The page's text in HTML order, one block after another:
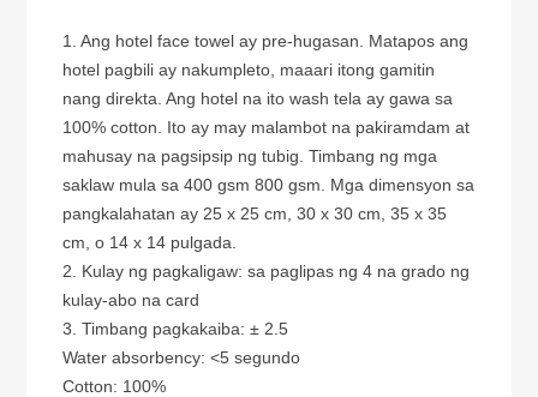
1. Ang hotel face towel ay pre-hugasan. Matapos ang
hotel pagbili ay nakumpleto, maaari itong gamitin
nang direkta. Ang hotel na ito wash tela ay gawa sa
100% cotton. Ito ay may malambot na pakiramdam at
mahusay na pagsipsip ng tubig. Timbang ng mga
saklaw mula sa 400 gsm 800 gsm. Mga dimensyon sa
pangkalahatan ay 25 x 25 cm, 30 x 30 cm, 35 x 35
cm, o 14 x 14 pulgada.
2. Kulay ng pagkaligaw: sa paglipas ng 4 na grado ng
kulay-abo na card
3. Timbang pagkakaiba: ± 2.5
Water absorbency: <5 segundo
Cotton: 100%